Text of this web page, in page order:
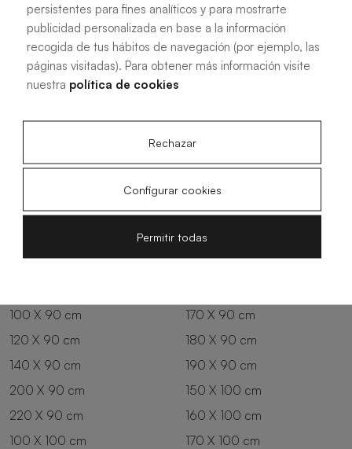
220 X 70 cm
100 X 75 cm
120 X 75 cm
140 X 75 cm
180 X 75 cm
200 X 75 cm
80 X 80 cm
120 X 80 cm
140 X 80 cm
160 X 80 cm
170 X 80 cm
180 X 80 cm
190 X 80 cm
200 X 80 cm
220 X 80 cm
100 X 90 cm
120 X 90 cm
140 X 90 cm
150 X 90 cm
170 X 90 cm
180 X 90 cm
190 X 90 cm
200 X 90 cm
220 X 90 cm
100 X 100 cm
150 X 100 cm
160 X 100 cm
170 X 100 cm
persistentes para fines analíticos y para mostrarte
publicidad personalizada en base a la información
recogida de tus hábitos de navegación (por ejemplo, las
páginas visitadas). Para obtener más información visite
nuestra política de cookies
Rechazar
Configurar cookies
Permitir todas